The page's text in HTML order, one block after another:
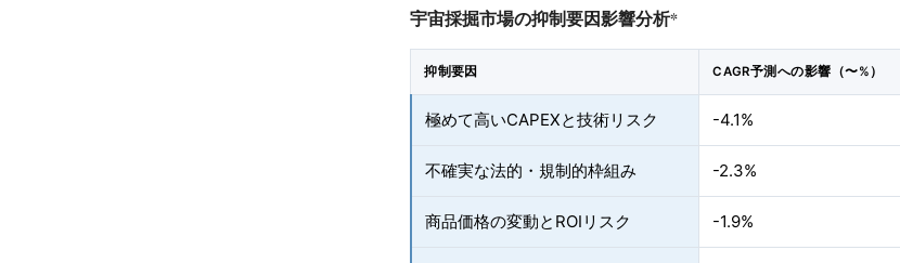
宇宙採掘市場の抑制要因影響分析*
抑制要因 CAGR予測への影響（〜%）
極めて高いCAPEXと技術リスク -4.1%
不確実な法的・規制的枠組み -2.3%
商品価格の変動とROIリスク -1.9%